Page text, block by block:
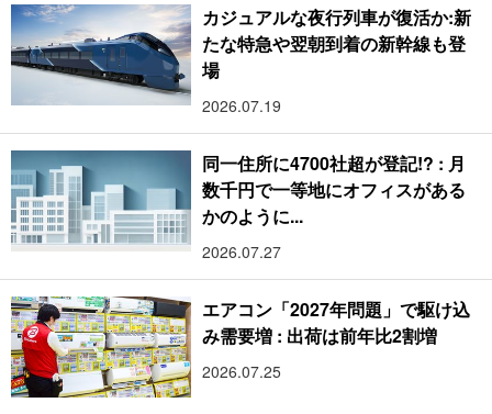
カジュアルな夜行列車が復活か:新
たな特急や翌朝到着の新幹線も登
場
2026.07.19
同一住所に4700社超が登記!? : 月
数千円で一等地にオフィスがある
かのように...
2026.07.27
エアコン「2027年問題」で駆け込
み需要増 : 出荷は前年比2割増
2026.07.25